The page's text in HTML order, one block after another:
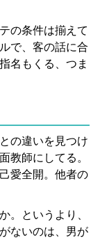
の条件は揃えて
で、客の話に合
名もくる、つま
の違いを見つけ
教師にしてる。
愛全開。他者の
。というより、
ないのは、男が